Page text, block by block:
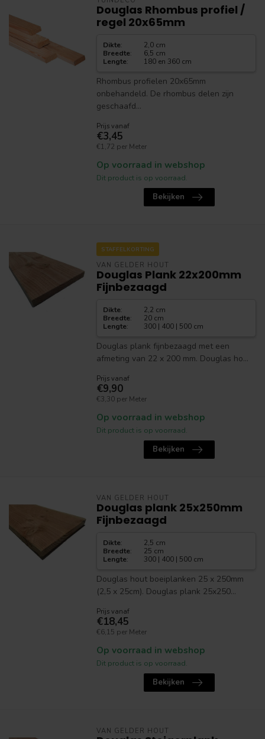
Douglas Rhombus profiel /
regel 20x65mm
Dikte:
2,0 cm
Breedte:
6,5 cm
Lengte: 180 en 360 cm
Rhombus profielen 20x65mm
onbehandeld. De rhombus delen zijn
geschaafd...
Prijs vanaf
€3,45
€1,72 per Meter
Op voorraad in webshop
Dit product is op voorraad.
Bekijken
STAFFELKORTING
VAN GELDER HOUT
Douglas Plank 22x200mm
Fijnbezaagd
Dikte:
2,2 cm
Breedte:
20 cm
Lengte: 300 | 400 | 500 cm
Douglas plank fijnbezaagd met een
afmeting van 22 x 200 mm. Douglas ho...
Prijs vanaf
€9,90
€3,30 per Meter
Op voorraad in webshop
Dit product is op voorraad.
Bekijken
VAN GELDER HOUT
Douglas plank 25x250mm
Fijnbezaagd
Dikte:
2,5 cm
Breedte:
25 cm
Lengte: 300 | 400 | 500 cm
Douglas hout boeiplanken 25 x 250mm
(2,5 x 25cm). Douglas plank 25x250...
Prijs vanaf
€18,45
€6,15 per Meter
Op voorraad in webshop
Dit product is op voorraad.
Bekijken
VAN GELDER HOUT